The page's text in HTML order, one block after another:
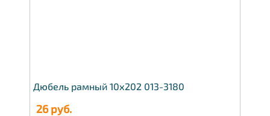
Дюбель рамный 10х202 013-3180
26руб.